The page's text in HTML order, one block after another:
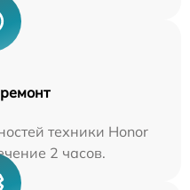
техники Honor
2 часов.